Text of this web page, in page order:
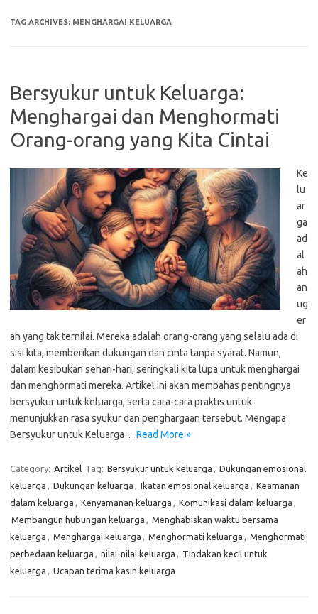
TAG ARCHIVES: MENGHARGAI KELUARGA
Bersyukur untuk Keluarga:
Menghargai dan Menghormati
Orang-orang yang Kita Cintai
Ke
lu
ar
ga
ad
al
ah
an
ug
er
ah yang tak ternilai. Mereka adalah orang-orang yang selalu ada di
sisi kita, memberikan dukungan dan cinta tanpa syarat. Namun,
dalam kesibukan sehari-hari, seringkali kita lupa untuk menghargai
dan menghormati mereka. Artikel ini akan membahas pentingnya
bersyukur untuk keluarga, serta cara-cara praktis untuk
menunjukkan rasa syukur dan penghargaan tersebut. Mengapa
Bersyukur untuk Keluarga… Read More »
Category: Artikel Tag: Bersyukur untuk keluarga , Dukungan emosional
keluarga , Dukungan keluarga , Ikatan emosional keluarga , Keamanan
dalam keluarga , Kenyamanan keluarga , Komunikasi dalam keluarga ,
Membangun hubungan keluarga , Menghabiskan waktu bersama
keluarga , Menghargai keluarga , Menghormati keluarga , Menghormati
perbedaan keluarga , nilai-nilai keluarga , Tindakan kecil untuk
keluarga , Ucapan terima kasih keluarga